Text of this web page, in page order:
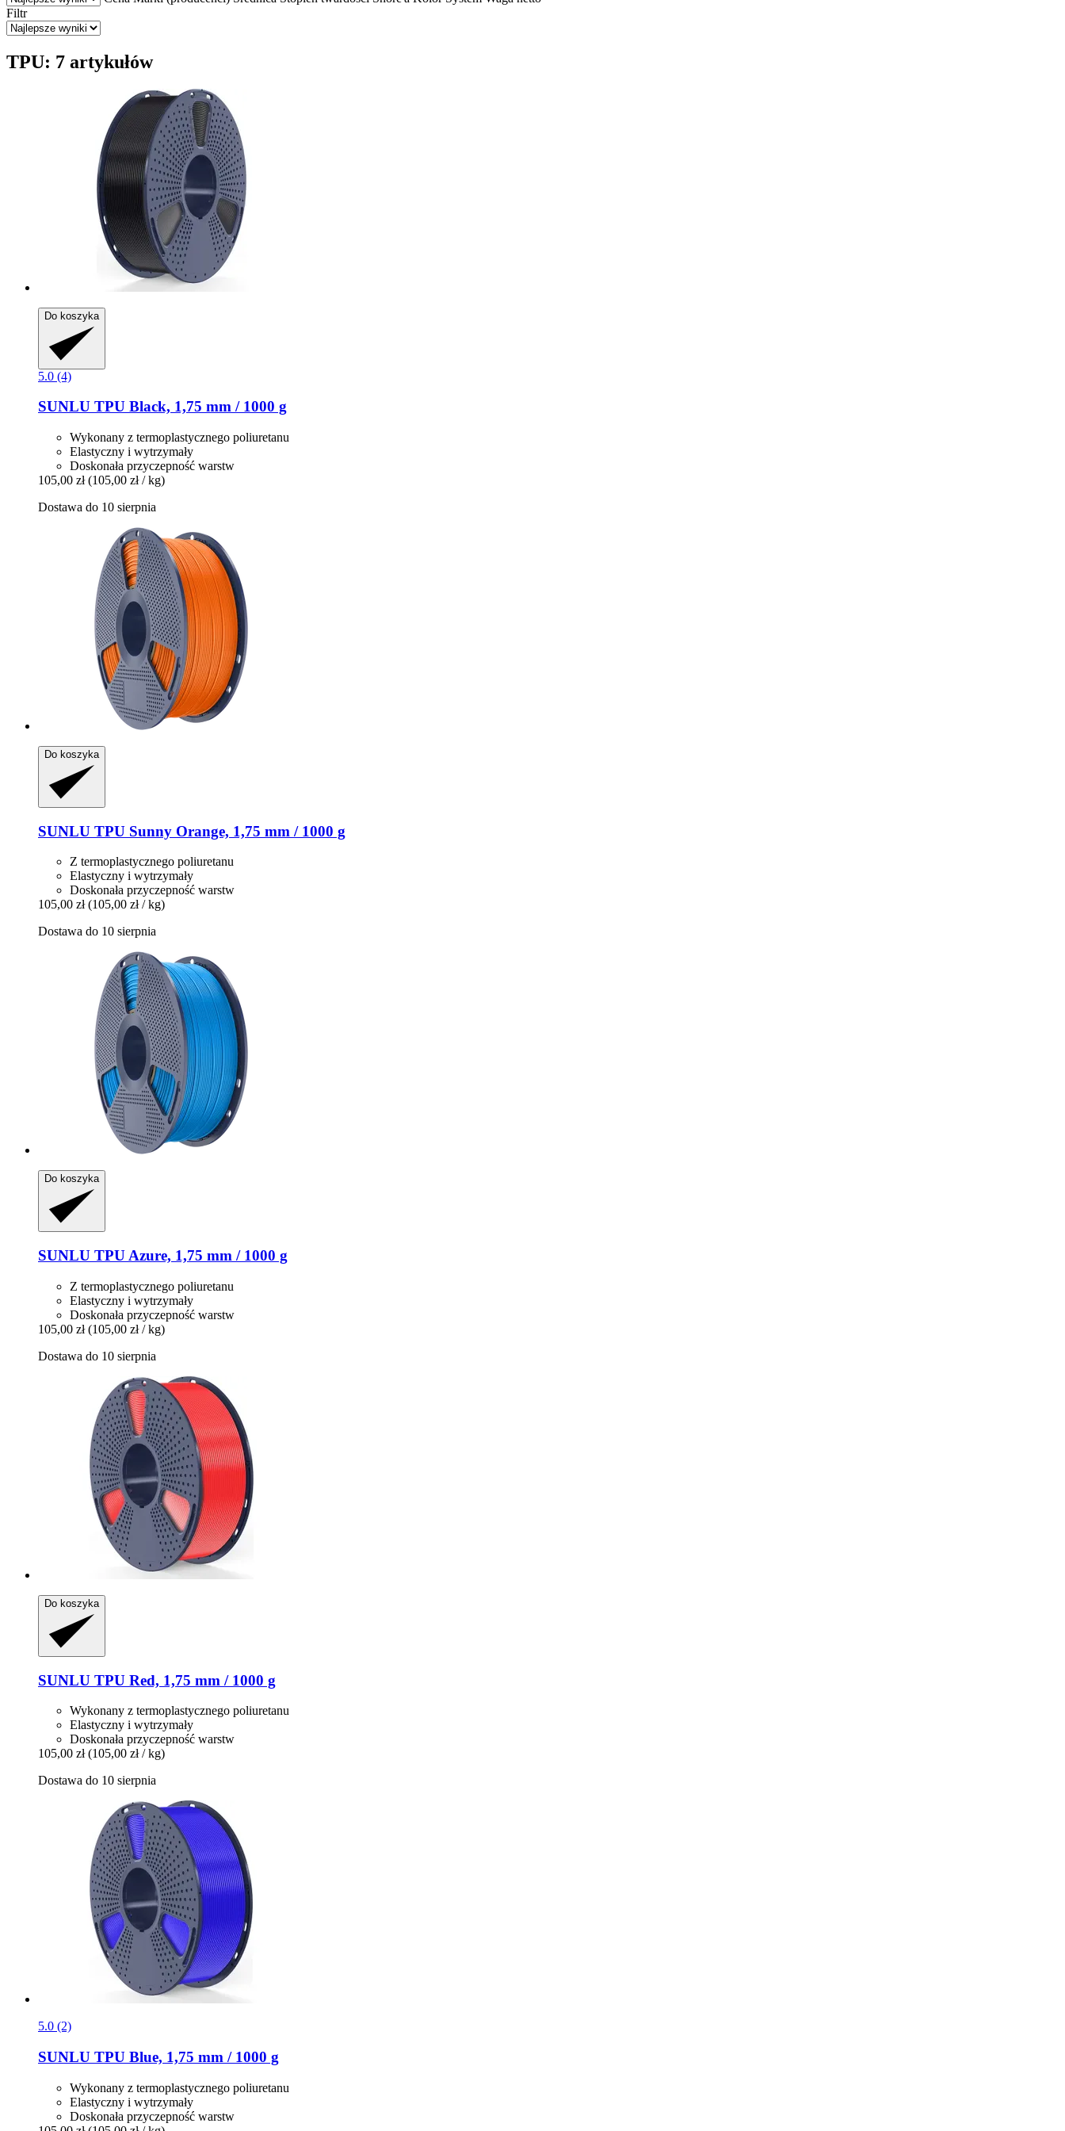
Filtr
TPU: 7 artykułów
Do koszyka
5.0 (4)
SUNLU TPU Black, 1,75 mm / 1000 g
Wykonany z termoplastycznego poliuretanu
Elastyczny i wytrzymały
Doskonała przyczepność warstw
105,00 zł (105,00 zł / kg)
Dostawa do 10 sierpnia
Do koszyka
SUNLU TPU Sunny Orange, 1,75 mm / 1000 g
Z termoplastycznego poliuretanu
Elastyczny i wytrzymały
Doskonała przyczepność warstw
105,00 zł (105,00 zł / kg)
Dostawa do 10 sierpnia
Do koszyka
SUNLU TPU Azure, 1,75 mm / 1000 g
Z termoplastycznego poliuretanu
Elastyczny i wytrzymały
Doskonała przyczepność warstw
105,00 zł (105,00 zł / kg)
Dostawa do 10 sierpnia
Do koszyka
SUNLU TPU Red, 1,75 mm / 1000 g
Wykonany z termoplastycznego poliuretanu
Elastyczny i wytrzymały
Doskonała przyczepność warstw
105,00 zł (105,00 zł / kg)
Dostawa do 10 sierpnia
5.0 (2)
SUNLU TPU Blue, 1,75 mm / 1000 g
Wykonany z termoplastycznego poliuretanu
Elastyczny i wytrzymały
Doskonała przyczepność warstw